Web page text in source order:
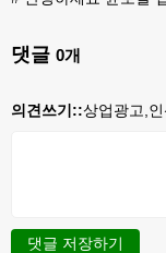
댓글 0개
의견쓰기::상업광고,
댓글 저장하기